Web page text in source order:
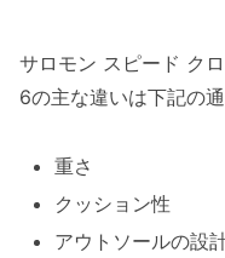
サロモン スピード ク
6の主な違いは下記の通
重さ
クッション性
アウトソールの設